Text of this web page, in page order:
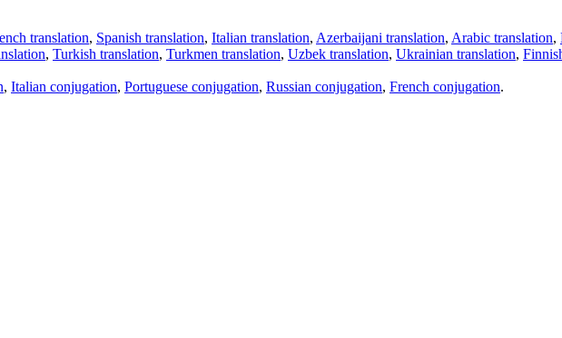
translation, Spanish translation, Italian translation, Azerbaijani translation, Arabic translation,
, Turkish translation, Turkmen translation, Uzbek translation, Ukrainian translation,
, Italian conjugation, Portuguese conjugation, Russian conjugation, French conjugation.